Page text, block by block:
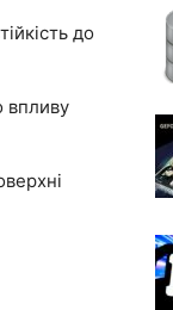
до
впливу